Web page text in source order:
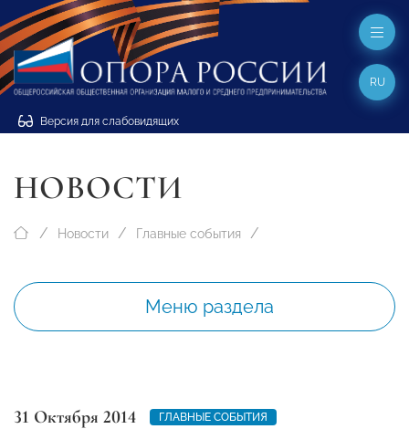
Версия для слабовидящих
RU
НОВОСТИ
Новости Главные события
Меню раздела
31 Октября 2014 ГЛАВНЫЕ СОБЫТИЯ